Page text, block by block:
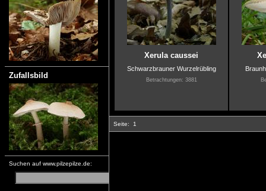
Zufallsbild
Suchen auf www.pilzepilze.de:
Xerula caussei
Schwarzbrauner Wurzelrübling
Betrachtungen: 3881
Seite: 1